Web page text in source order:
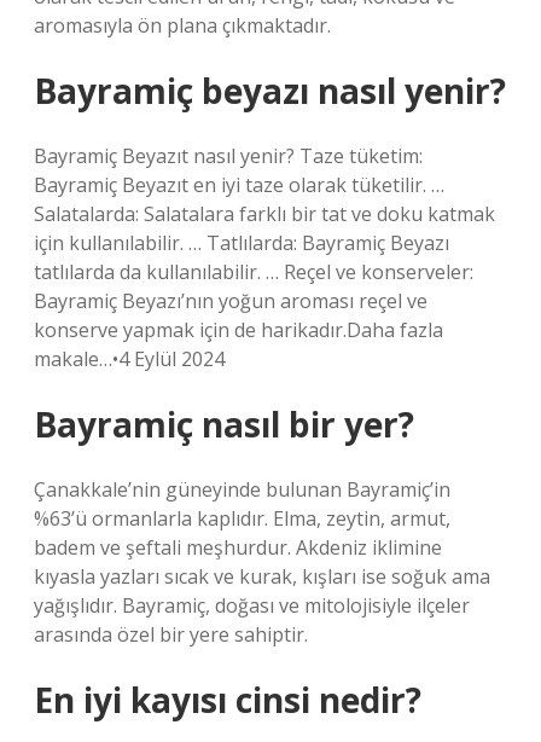
aromasıyla ön plana çıkmaktadır.
Bayramiç beyazı nasıl yenir?
Bayramiç Beyazıt nasıl yenir? Taze tüketim:
Bayramiç Beyazıt en iyi taze olarak tüketilir. …
Salatalarda: Salatalara farklı bir tat ve doku katmak
için kullanılabilir. … Tatlılarda: Bayramiç Beyazı
tatlılarda da kullanılabilir. … Reçel ve konserveler:
Bayramiç Beyazı’nın yoğun aroması reçel ve
konserve yapmak için de harikadır.Daha fazla
makale…•4 Eylül 2024
Bayramiç nasıl bir yer?
Çanakkale’nin güneyinde bulunan Bayramiç’in
%63’ü ormanlarla kaplıdır. Elma, zeytin, armut,
badem ve şeftali meşhurdur. Akdeniz iklimine
kıyasla yazları sıcak ve kurak, kışları ise soğuk ama
yağışlıdır. Bayramiç, doğası ve mitolojisiyle ilçeler
arasında özel bir yere sahiptir.
En iyi kayısı cinsi nedir?